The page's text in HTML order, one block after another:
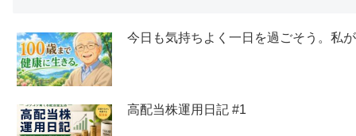
今日も気持ちよく一日を過ごそう。私
高配当株運用日記 #1